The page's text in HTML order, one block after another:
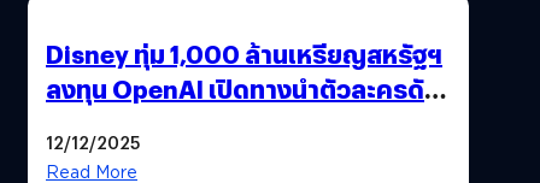
Disney ทุ่ม 1,000 ล้านเหรียญสหรัฐฯ
ลงทุน OpenAI เปิดทางนำตัวละครดัง
12/12/2025
Read More